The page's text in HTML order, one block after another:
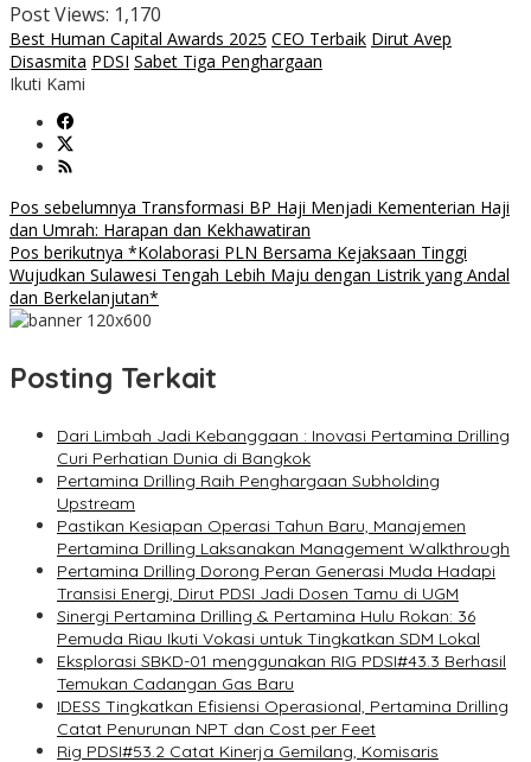
Post Views: 1,170
Best Human Capital Awards 2025 CEO Terbaik Dirut Avep
Disasmita PDSI Sabet Tiga Penghargaan
Ikuti Kami
Navigasi
pos
Pos sebelumnya Transformasi BP Haji Menjadi Kementerian Haji
dan Umrah: Harapan dan Kekhawatiran
Pos berikutnya *Kolaborasi PLN Bersama Kejaksaan Tinggi
Wujudkan Sulawesi Tengah Lebih Maju dengan Listrik yang Andal
dan Berkelanjutan*
Posting Terkait
Dari Limbah Jadi Kebanggaan : Inovasi Pertamina Drilling
Curi Perhatian Dunia di Bangkok
Pertamina Drilling Raih Penghargaan Subholding
Upstream
Pastikan Kesiapan Operasi Tahun Baru, Manajemen
Pertamina Drilling Laksanakan Management Walkthrough
Pertamina Drilling Dorong Peran Generasi Muda Hadapi
Transisi Energi, Dirut PDSI Jadi Dosen Tamu di UGM
Sinergi Pertamina Drilling & Pertamina Hulu Rokan: 36
Pemuda Riau Ikuti Vokasi untuk Tingkatkan SDM Lokal
Eksplorasi SBKD-01 menggunakan RIG PDSI#43.3 Berhasil
Temukan Cadangan Gas Baru
IDESS Tingkatkan Efisiensi Operasional, Pertamina Drilling
Catat Penurunan NPT dan Cost per Feet
Rig PDSI#53.2 Catat Kinerja Gemilang, Komisaris